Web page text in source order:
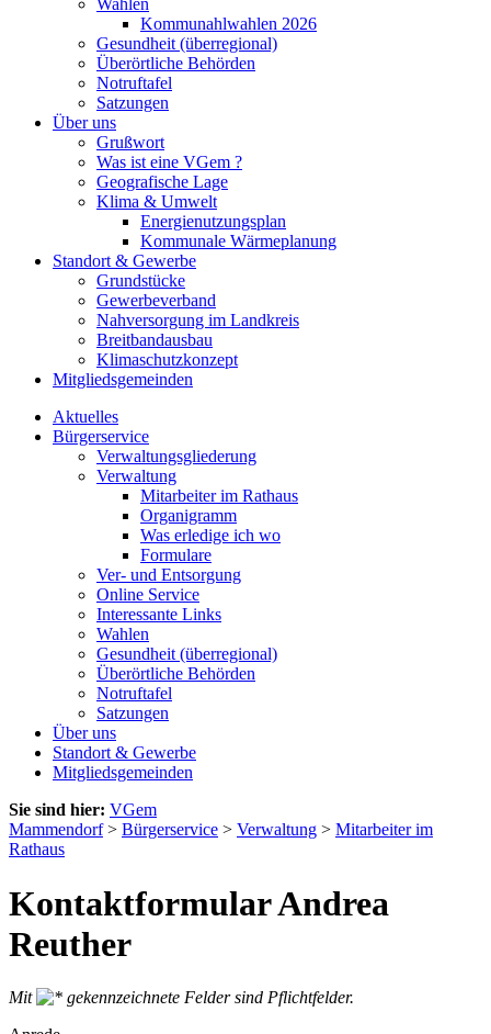
Wahlen
Kommunahlwahlen 2026
Gesundheit (überregional)
Überörtliche Behörden
Notruftafel
Satzungen
Über uns
Grußwort
Was ist eine VGem ?
Geografische Lage
Klima & Umwelt
Energienutzungsplan
Kommunale Wärmeplanung
Standort & Gewerbe
Grundstücke
Gewerbeverband
Nahversorgung im Landkreis
Breitbandausbau
Klimaschutzkonzept
Mitgliedsgemeinden
Aktuelles
Bürgerservice
Verwaltungsgliederung
Verwaltung
Mitarbeiter im Rathaus
Organigramm
Was erledige ich wo
Formulare
Ver- und Entsorgung
Online Service
Interessante Links
Wahlen
Gesundheit (überregional)
Überörtliche Behörden
Notruftafel
Satzungen
Über uns
Standort & Gewerbe
Mitgliedsgemeinden
Sie sind hier: VGem
Mammendorf> Bürgerservice > Verwaltung > Mitarbeiter im
Rathaus
Kontaktformular Andrea
Reuther
Mit
gekennzeichnete Felder sind Pflichtfelder.